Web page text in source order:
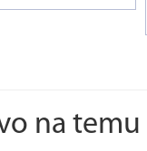
na temu